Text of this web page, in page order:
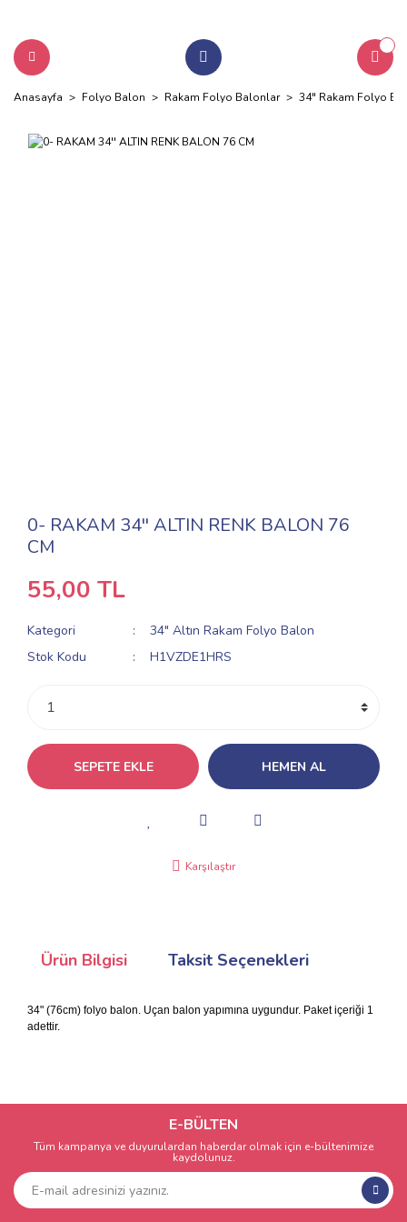
Anasayfa Folyo Balon Rakam Folyo Balonlar 34" Rakam Folyo
0- RAKAM 34'' ALTIN RENK BALON 76
CM
55,00 TL
Kategori
34" Altın Rakam Folyo Balon
Stok Kodu
H1VZDE1HRS
SEPETE EKLE HEMEN AL
Karşılaştır
Ürün Bilgisi Taksit Seçenekleri
34" (76cm) folyo balon. Uçan balon yapımına uygundur. Paket içeriği 1
adettir.
E-BÜLTEN
Tüm kampanya ve duyurulardan haberdar olmak için e-bültenimize
kaydolunuz.